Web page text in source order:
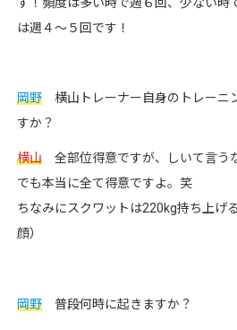
は週４〜５回です！
岡野横山トレーナー自身のトレーニ
すか？
横山全部位得意ですが、しいて言う
でも本当に全て得意ですよ。笑
ちなみにスクワットは220kg持ち上げ
顔）
岡野普段何時に起きますか？